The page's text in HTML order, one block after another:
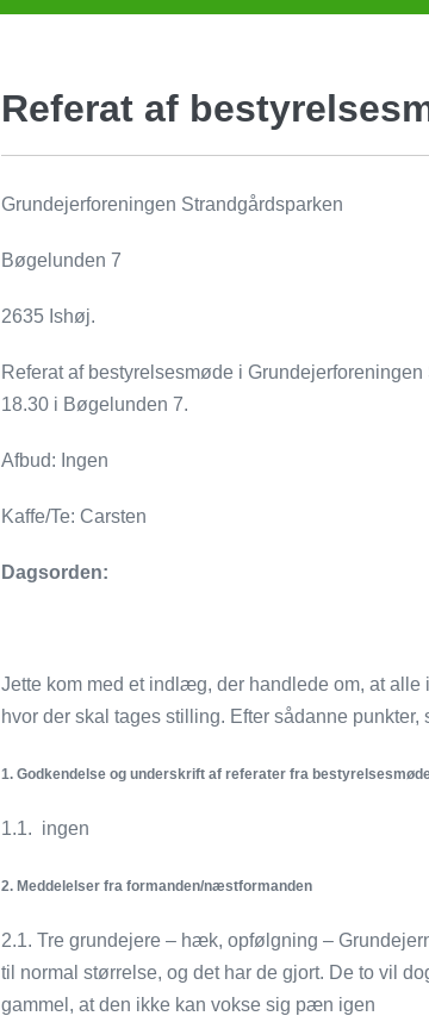
Referat af
Grundejerforeningen Strandgårdsparken
Bøgelunden 7
2635 Ishøj.
Referat af bestyrelsesmøde i
18.30 i Bøgelunden 7.
Afbud: Ingen
Kaffe/Te: Carsten
Dagsorden:
Jette kom med et indlæg, der handlede om, at
hvor der skal tages stilling. Efter sådanne
1.Godkendelse og underskrift af referater fra
1.1. ingen
2. Meddelelser fra formanden/næstformanden
2.1. Tre grundejere – hæk, opfølgning –
til normal størrelse, og det har de gjort. De to vil
gammel, at den ikke kan vokse sig pæn igen